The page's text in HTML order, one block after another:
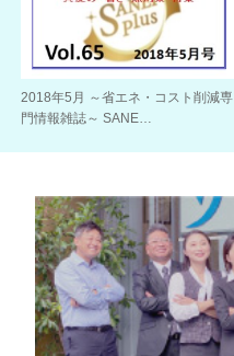
2018年5月 ～省エネ・コスト削減専
門情報雑誌～ SANE…